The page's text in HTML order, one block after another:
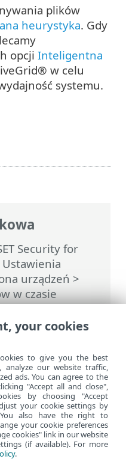
Security for
Ustawienia
urządzeń >
w czasie
parametry
plików
heurystyka. Gdy
opcji Inteligentna
w celu
systemu.
dla
your cookies
to give you the best
analyze our website traffic,
ads. You can agree to the
"Accept all and close",
by choosing "Accept
your cookie settings by
You also have the right to
your cookie preferences
cookies" link in our website
(if available). For more
.